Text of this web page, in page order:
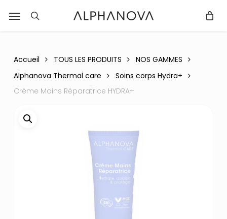
main
recherche
Menu
Fermer
Accueil TOUS LES PRODUITS
NOS GAMMES
Alphanova Thermal care
Soins corps Hydra+
Crème Mains Réparatrice HYDRA+